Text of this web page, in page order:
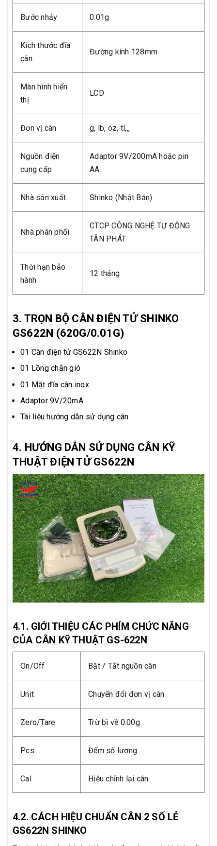
Bước nhảy 0.01g
Kích thước đĩa
cân
Đường kính 128mm
Màn hình hiển
thị
LCD
Đơn vị cân g, lb, oz, tl,,,
Nguồn điện
cung cấp
Adaptor 9V/200mA hoặc pin
AA
Nhà sản xuất Shinko (Nhật Bản)
Nhà phân phối
CTCP CÔNG NGHỆ TỰ ĐỘNG
TÂN PHÁT
Thời hạn bảo
hành
12 tháng
3. TRỌN BỘ CÂN ĐIỆN TỬ SHINKO
GS622N (620G/0.01G)
01 Cân điện tử GS622N Shinko
01 Lồng chắn gió
01 Mặt đĩa cân inox
Adaptor 9V/20mA
Tài liệu hướng dẫn sử dụng cân
4. HƯỚNG DẪN SỬ DỤNG CÂN KỸ
THUẬT ĐIỆN TỬ GS622N
4.1. GIỚI THIỆU CÁC PHÍM CHỨC NĂNG
CỦA CÂN KỸ THUẬT GS-622N
On/Off Bật / Tắt nguồn cân
Unit Chuyển đổi đơn vị cân
Zero/Tare Trừ bì về 0.00g
Pcs Đếm số lượng
Cal Hiệu chỉnh lại cân
4.2. CÁCH HIỆU CHUẨN CÂN 2 SỐ LẺ
GS622N SHINKO